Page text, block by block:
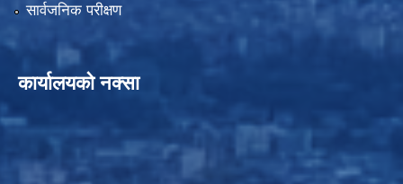
सार्वजनिक परीक्षण
कार्यालयको नक्सा